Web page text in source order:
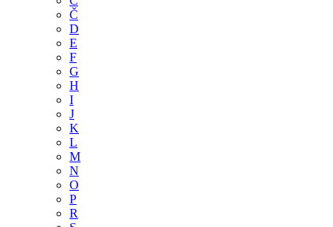
Č
D
E
F
G
H
I
J
K
L
M
N
O
P
R